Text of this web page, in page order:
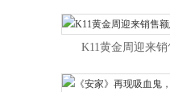
K11黄金周迎来